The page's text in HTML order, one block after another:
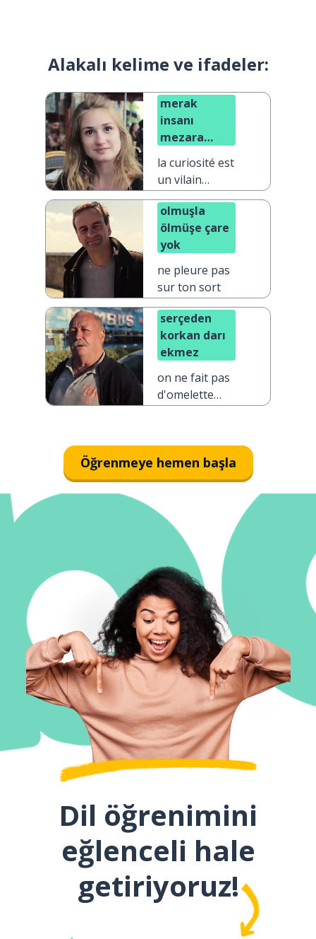
Alakalı kelime ve ifadeler:
merak
insanı
mezara
la curiosité est
un vilain
défaut
olmuşla
ölmüşe çare
yok
ne pleure pas
sur ton sort
serçeden
korkan darı
ekmez
on ne fait pas
d'omelette
Öğrenmeye hemen başla
Dil öğrenimini
eğlenceli hale
getiriyoruz!